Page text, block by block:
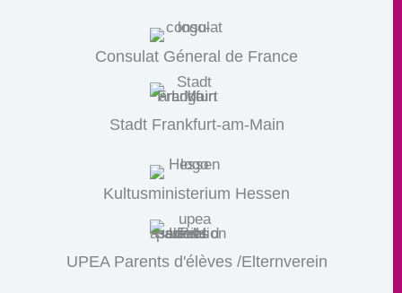
Consulat Géneral de France
Stadt Frankfurt-am-Main
Kultusministerium Hessen
UPEA Parents d'élèves /Elternverein